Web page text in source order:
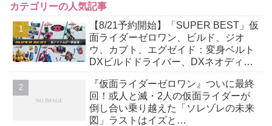
カテゴリーの人気記事
【8/21予約開始】「SUPER BEST」仮
面ライダーゼロワン、ビルド、ジオ
ウ、カブト、エグゼイド：変身ベルト
DXビルドドライバー、DXネオディケ
か12点！
『仮面ライダーゼロワン』ついに最終
回！或人と滅・2人の仮面ライダーが
倒し合い乗り越えた「ソレゾレの未来
図」ラストはイズと…